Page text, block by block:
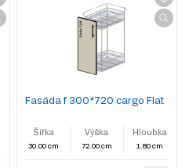
Fasáda f 300*720 cargo Flat
Šířka
30.00 cm
Výška
72.00 cm
Hloubka
1.80 cm